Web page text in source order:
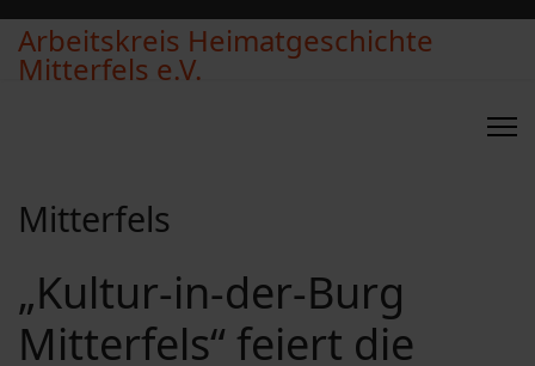
Arbeitskreis Heimatgeschichte
Mitterfels e.V.
Mitterfels
„Kultur-in-der-Burg
Mitterfels“ feiert die